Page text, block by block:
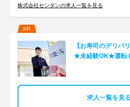
株式会社センダンの求人一覧を見る
PR
【お寿司のデリバ
★未経験OK★運転
求人一覧を見る